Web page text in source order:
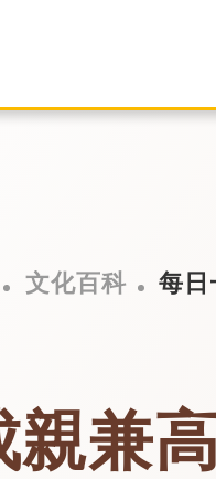
文化百科 每日
親兼